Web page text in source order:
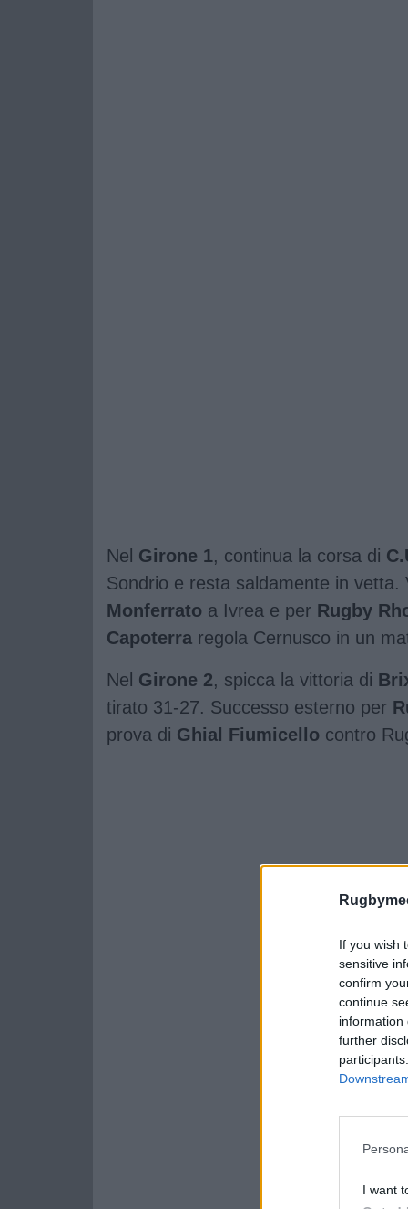
If you wish
sensitive
confirm
continue
information
further
I want
Nel Girone 1, continua la corsa di
Sondrio e resta saldamente in
Monferrato a Ivrea e per Rugby
Capoterra regola Cernusco in un
Nel Girone 2, spicca la vittoria di
tirato 31-27. Successo esterno per
prova di Ghial Fiumicello contro